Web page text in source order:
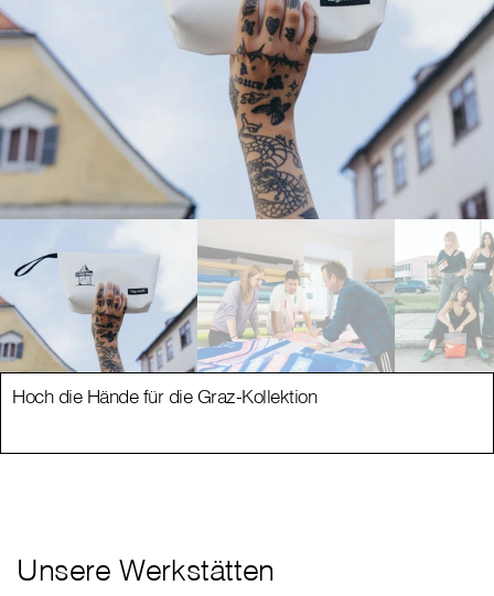
Hoch die Hände für die Graz-Kollektion
Unsere Werkstätten